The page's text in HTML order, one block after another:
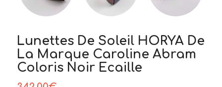
Lunettes De Soleil HORYA De
La Marque Caroline Abram
Coloris Noir Ecaille